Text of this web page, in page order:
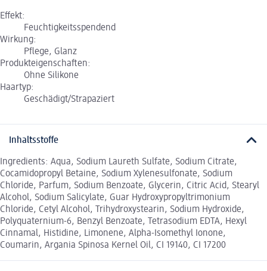
Effekt:
Feuchtigkeitsspendend
Wirkung:
Pflege, Glanz
Produkteigenschaften:
Ohne Silikone
Haartyp:
Geschädigt/Strapaziert
Inhaltsstoffe
Ingredients: Aqua, Sodium Laureth Sulfate, Sodium Citrate,
Cocamidopropyl Betaine, Sodium Xylenesulfonate, Sodium
Chloride, Parfum, Sodium Benzoate, Glycerin, Citric Acid, Stearyl
Alcohol, Sodium Salicylate, Guar Hydroxypropyltrimonium
Chloride, Cetyl Alcohol, Trihydroxystearin, Sodium Hydroxide,
Polyquaternium-6, Benzyl Benzoate, Tetrasodium EDTA, Hexyl
Cinnamal, Histidine, Limonene, Alpha-Isomethyl Ionone,
Coumarin, Argania Spinosa Kernel Oil, CI 19140, CI 17200